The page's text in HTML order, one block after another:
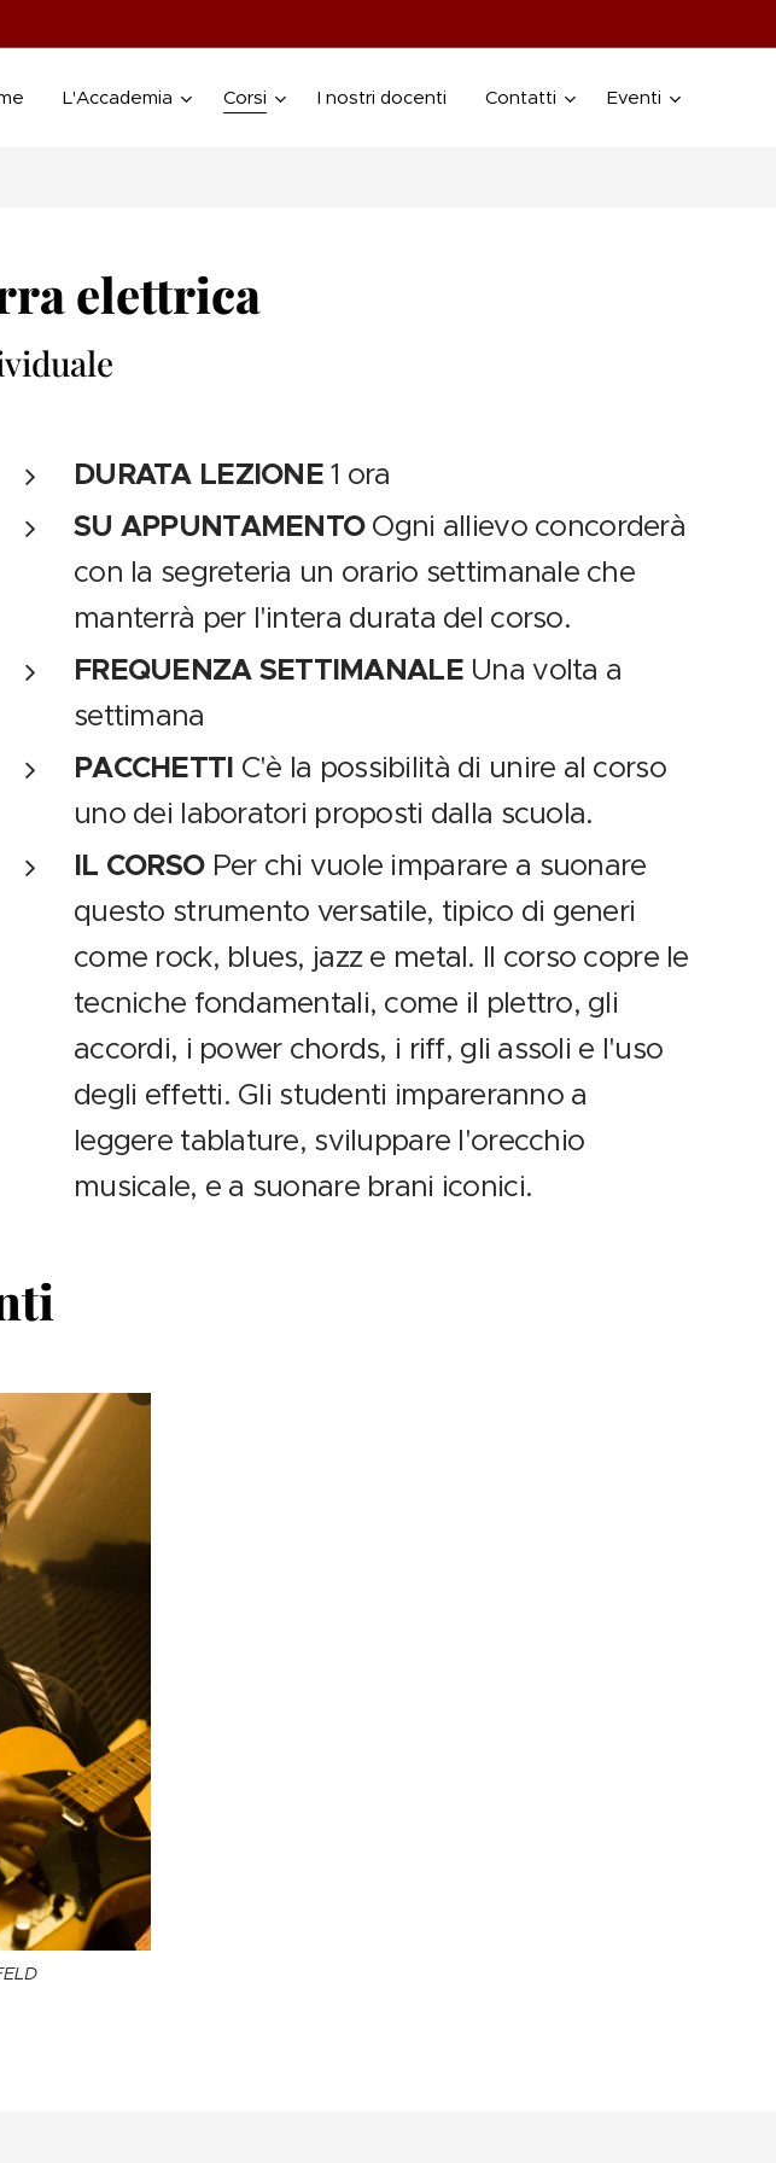
L'Accademia Corsi I nostri docenti Contatti Eventi
elettrica
DURATA LEZIONE1 ora
SU APPUNTAMENTO Ogni allievo concorderà
con la segreteria un orario settimanale che
manterrà per l'intera durata del corso.
FREQUENZA SETTIMANALEUna volta a
settimana
PACCHETTI C'è la possibilità di unire al corso
uno dei laboratori proposti dalla scuola.
IL CORSO Per chi vuole imparare a suonare
questo strumento versatile, tipico di generi
come rock, blues, jazz e metal. Il corso copre le
tecniche fondamentali, come il plettro, gli
accordi, i power chords, i riff, gli assoli e l'uso
degli effetti. Gli studenti impareranno a
leggere tablature, sviluppare l'orecchio
musicale, e a suonare brani iconici.